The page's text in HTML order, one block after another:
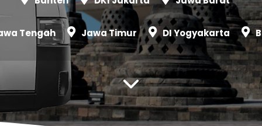
Tengah Jawa Timur DI Yogyakarta